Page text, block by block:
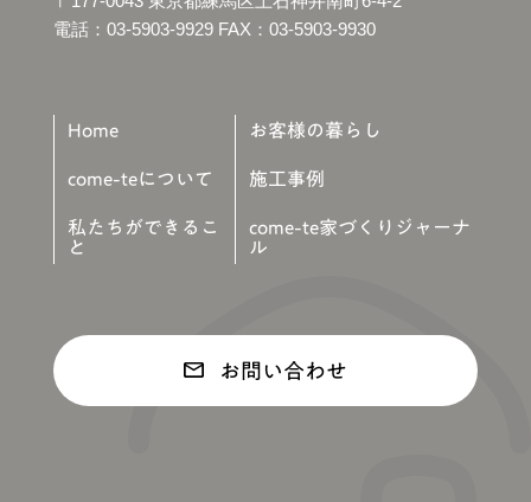
電話：03-5903-9929 FAX：03-5903-9930
Home
come-teについて
私たちができるこ
と
お客様の暮らし
施⼯事例
come-te家づくりジャーナ
ル
お問い合わせ